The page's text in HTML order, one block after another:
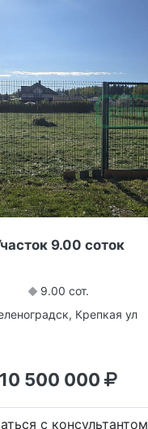
9.00 соток
9.00 сот.
Крепкая ул
10 500 000
с консультантом